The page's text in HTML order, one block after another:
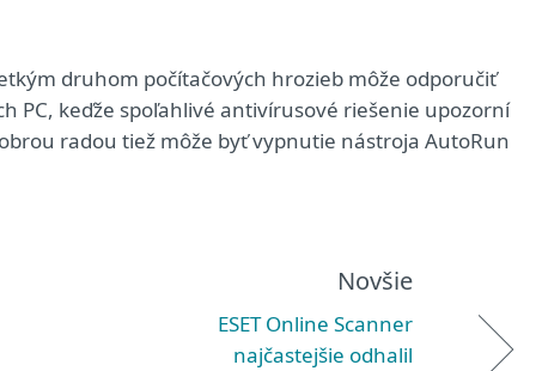
druhom počítačových hrozieb môže odporučiť
PC, keďže spoľahlivé antivírusové riešenie upozorní
radou tiež môže byť vypnutie nástroja AutoRun
Novšie
ESET Online Scanner
najčastejšie odhalil